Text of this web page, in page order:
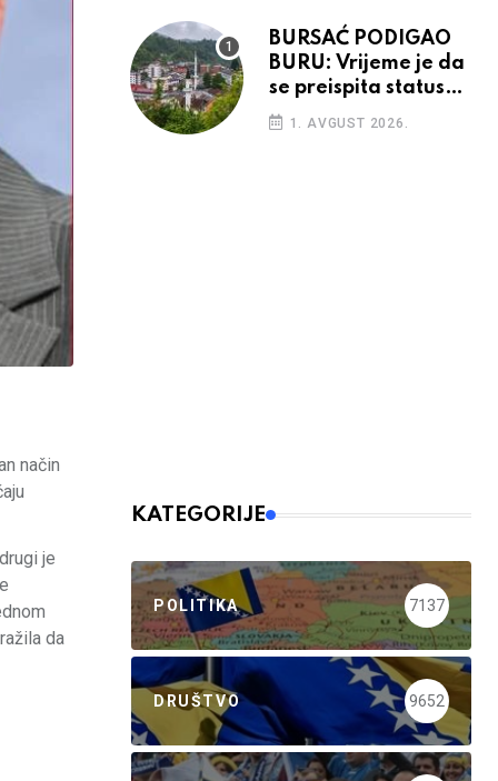
način
je
da
BURSAĆ PODIGAO
BURU: Vrijeme je da
se preispita status
Srebrenice u RS
1. AVGUST 2026.
KATEGORIJE
POLITIKA 7137
DRUŠTVO 9652